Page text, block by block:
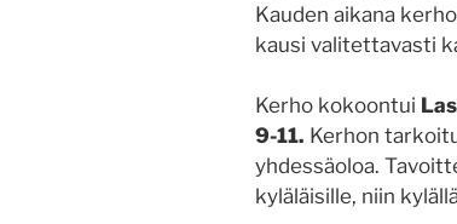
Kauden aikana
kausi valitettavasti
Kerho kokoontui
9-11. Kerhon
yhdessäoloa.
kyläläisille, niin